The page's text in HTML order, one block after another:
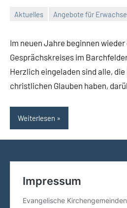
Aktuelles Angebote für
2025
Im neuen Jahre beginnen
Gesprächskreises im
Herzlich eingeladen sind alle,
christlichen Glauben haben,
Weiterlesen